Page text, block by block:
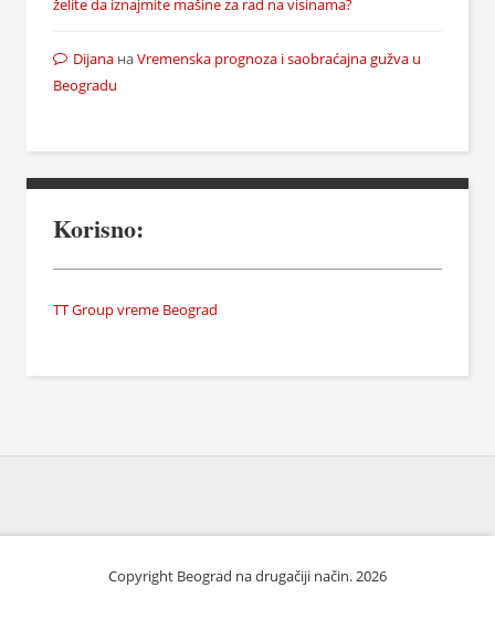
želite da iznajmite mašine za rad na visinama?
Dijana наVremenska prognoza i saobraćajna gužva u
Beogradu
Korisno:
TT Group vreme Beograd
Copyright Beograd na drugačiji način. 2026